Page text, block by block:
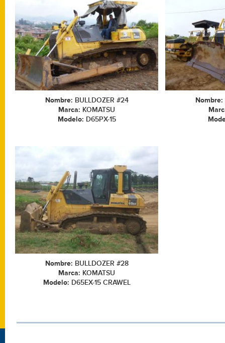
Nombre: BULLDOZER #24
Marca: KOMATSU
Modelo: D65PX-15
Nombre:
Nombre: BULLDOZER #28
Marca: KOMATSU
Modelo: D65EX-15 CRAWEL